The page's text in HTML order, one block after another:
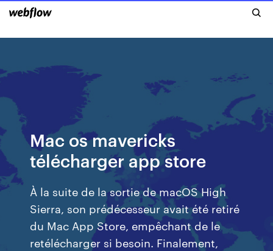
Mac os mavericks
télécharger app store
À la suite de la sortie de macOS High
Sierra, son prédécesseur avait été retiré
du Mac App Store, empêchant de le
retélécharger si besoin. Finalement,